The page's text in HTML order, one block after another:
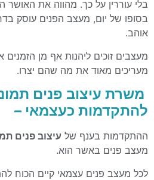
בלי עוררין על כך. מהווה את
בסופו של יום, מעצב הפנים עוסק
אוהב.
מעצבים זוכים ליהנות אף מן
מעריכים מאוד את מה שהם יצרו.
משרת עיצוב פנים
להתקדמות כעצמאי –
ההתקדמות בענף של עיצוב פנים
מעצב פנים באשר הוא.
לכל מעצב פנים עצמאי קיים הכוח